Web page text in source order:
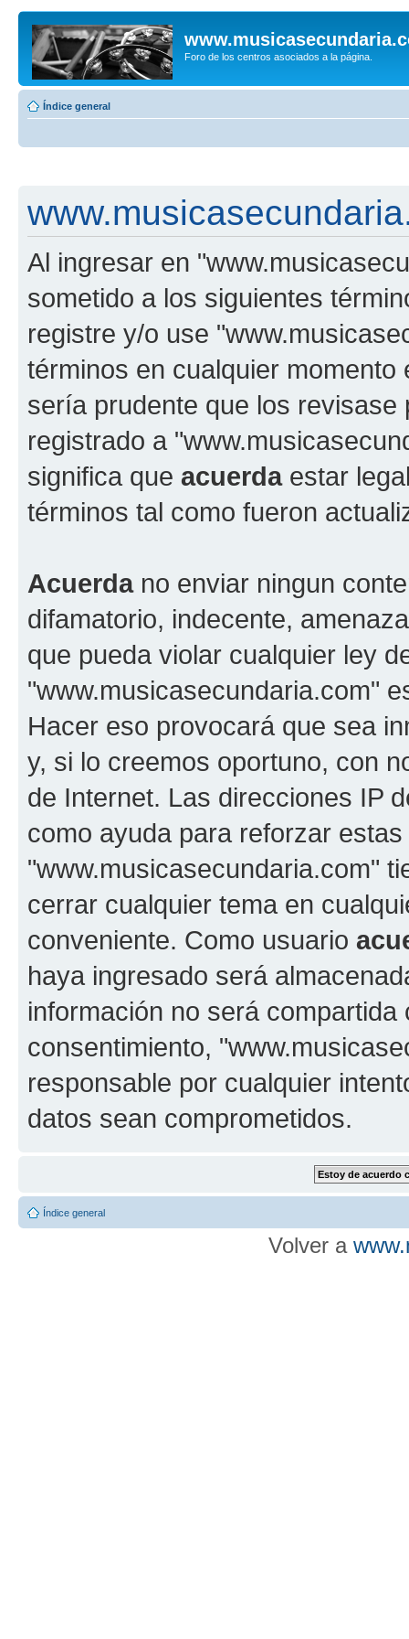
Foro de los centros asociados a la página.
Índice general
Al ingresar en
sometido a los siguientes
registre y/o use
términos en cualquier
sería prudente que los
registrado a
significa que acuerdaestar
términos tal como fueron
Acuerdano enviar ningun
difamatorio, indecente,
que pueda violar cualquier ley
"www.musicasecundaria.com"
Hacer eso provocará que sea
y, si lo creemos oportuno, con
de Internet. Las direcciones IP
como ayuda para reforzar
"www.musicasecundaria.com"
cerrar cualquier tema en
conveniente. Como usuario
haya ingresado será
información no será
consentimiento,
responsable por cualquier
datos sean comprometidos.
Índice general
Volver a